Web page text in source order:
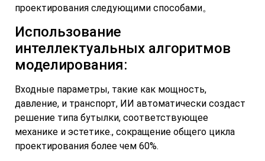
проектирования следующими способами。
Использование
интеллектуальных алгоритмов
моделирования:
Входные параметры, такие как мощность,
давление, и транспорт, ИИ автоматически создаст
решение типа бутылки, соответствующее
механике и эстетике., сокращение общего цикла
проектирования более чем 60%.